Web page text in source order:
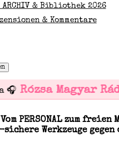
& Bibliothek 2026
& Kommentare
🎧 Rózsa Magyar
PERSONAL zum freien
Werkzeuge